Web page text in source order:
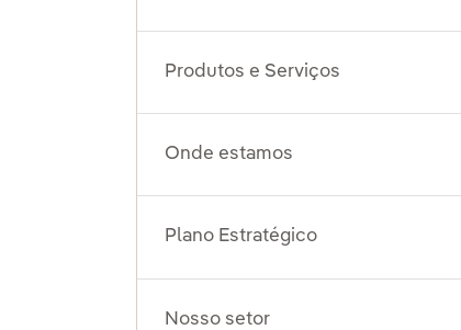
Produtos e Serviços
Onde estamos
Plano Estratégico
Nosso setor